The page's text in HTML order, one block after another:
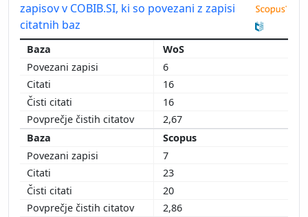
zapisov v COBIB.SI, ki so povezani z zapisi
citatnih baz
WoS
6
16
16
2,67
Scopus
7
23
20
2,86